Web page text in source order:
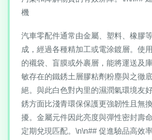
機
汽車零配件通常由金屬、塑料、橡膠
成，經過各種精加工或電涂鍍層。使
的襯袋、盲膜或外裹層，能將運送及
敏存在的鐵銹土層膠粘劑粉塵與之徹
絕。與此白色對內里的濕潤氣環境友
銹方面比淺青環保保護更強韌性且無
擾。金屬元件因此亮度與彈性密封壽
定期兌現匹配。\n\n## 促進驗品高效